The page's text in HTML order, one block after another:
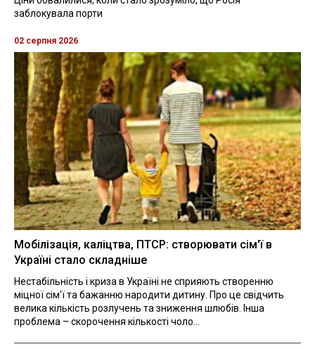
заблокувала порти
02 серпня 2026
Мобілізація, каліцтва, ПТСР: створювати сім'ї в
Україні стало складніше
Нестабільність і криза в Україні не сприяють створенню
міцної сім'ї та бажанню народити дитину. Про це свідчить
велика кількість розлучень та зниження шлюбів. Інша
проблема – скорочення кількості чоло...